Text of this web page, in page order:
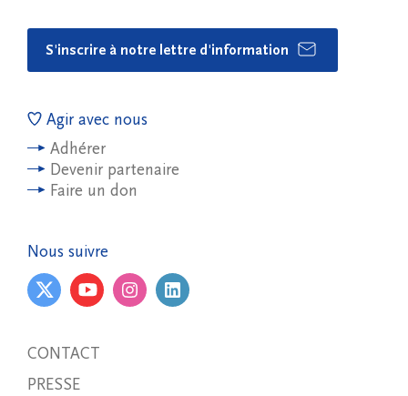
S'inscrire à notre lettre d'information
Agir avec nous
Adhérer
Devenir partenaire
Faire un don
Nous suivre
CONTACT
PRESSE